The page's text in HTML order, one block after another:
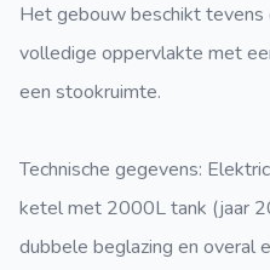
Het gebouw beschikt
volledige oppervlakte met
een stookruimte.
Technische gegevens:
ketel met 2000L tank (jaar
dubbele beglazing en overal